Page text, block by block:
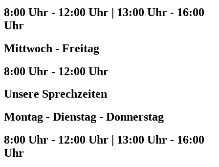
8:00 Uhr - 12:00 Uhr | 13:00 Uhr - 16:00
Uhr
Mittwoch - Freitag
8:00 Uhr - 12:00 Uhr
Unsere Sprechzeiten
Montag - Dienstag - Donnerstag
8:00 Uhr - 12:00 Uhr | 13:00 Uhr - 16:00
Uhr